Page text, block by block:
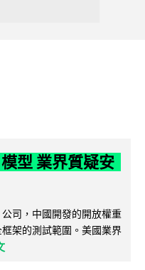
型 業界質疑安
司，中國開發的開放權重
架的測試範圍。美國業界